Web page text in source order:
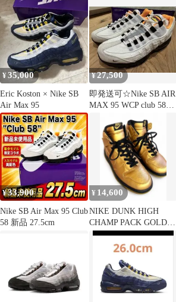
¥35,000
Eric Koston × Nike SB
Air Max 95
¥27,500
即発送可☆Nike SB AIR
MAX 95 WCP club 58
¥33,900
Nike SB Air Max 95 Club
58 新品 27.5cm
¥ 14,600
NIKE DUNK HIGH
CHAMP PACK GOLD
28cm